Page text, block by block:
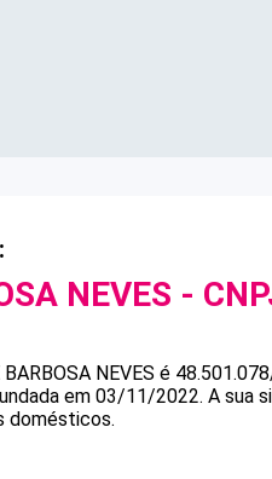
NEVES -
NEVES é
em 03/11/2022. A sua
domésticos.